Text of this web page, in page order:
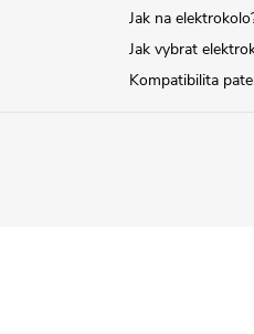
Jak na
Jak vybrat
Kompatibilita